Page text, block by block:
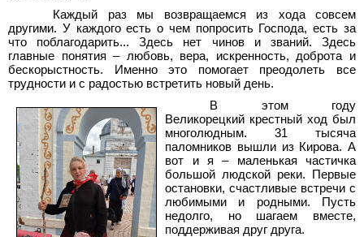
Каждый раз мы возвращаемся из хода совсем
другими. У каждого есть о чем попросить Господа, есть за
что поблагодарить... Здесь нет чинов и званий. Здесь
главные понятия – любовь, вера, искренность, доброта и
бескорыстность. Именно это помогает преодолеть все
трудности и с радостью встретить новый день.
В этом году
Великорецкий крестный ход был
многолюдным. 31 тысяча
паломников вышли из Кирова. А
вот и я – маленькая частичка
большой людской реки. Первые
остановки, счастливые встречи с
любимыми и родными. Пусть
недолго, но шагаем вместе,
поддерживая друг друга.